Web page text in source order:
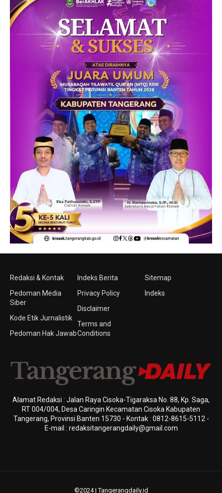
Redaksi & Kontak
Pedoman Media
Siber
Kode Etik Jurnalistik
Pedoman Hak Jawab
Indeks Berita
Privacy Policy
Disclaimer
Terms and
Conditions
Sitemap
Indeks
Alamat Redaksi : Jalan Raya Cisoka-Tigaraksa No. 88, Kp. Saga,
RT 004/004, Desa Caringin Kecamatan Cisoka Kabupaten
Tangerang, Provinsi Banten 15730 - Kontak : 0812-8615-5112 -
E-mail : redaksitangerangdaily@gmail.com
©2024 | Tangerangdaily.id